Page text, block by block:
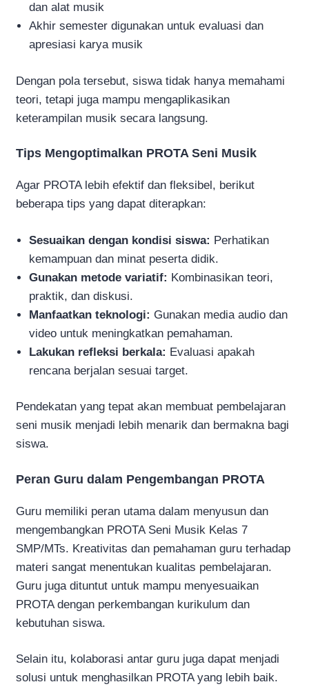
dan alat musik
Akhir semester digunakan untuk evaluasi dan
apresiasi karya musik
Dengan pola tersebut, siswa tidak hanya memahami
teori, tetapi juga mampu mengaplikasikan
keterampilan musik secara langsung.
Tips Mengoptimalkan PROTA Seni Musik
Agar PROTA lebih efektif dan fleksibel, berikut
beberapa tips yang dapat diterapkan:
Sesuaikan dengan kondisi siswa: Perhatikan
kemampuan dan minat peserta didik.
Gunakan metode variatif: Kombinasikan teori,
praktik, dan diskusi.
Manfaatkan teknologi: Gunakan media audio dan
video untuk meningkatkan pemahaman.
Lakukan refleksi berkala: Evaluasi apakah
rencana berjalan sesuai target.
Pendekatan yang tepat akan membuat pembelajaran
seni musik menjadi lebih menarik dan bermakna bagi
siswa.
Peran Guru dalam Pengembangan PROTA
Guru memiliki peran utama dalam menyusun dan
mengembangkan PROTA Seni Musik Kelas 7
SMP/MTs. Kreativitas dan pemahaman guru terhadap
materi sangat menentukan kualitas pembelajaran.
Guru juga dituntut untuk mampu menyesuaikan
PROTA dengan perkembangan kurikulum dan
kebutuhan siswa.
Selain itu, kolaborasi antar guru juga dapat menjadi
solusi untuk menghasilkan PROTA yang lebih baik.